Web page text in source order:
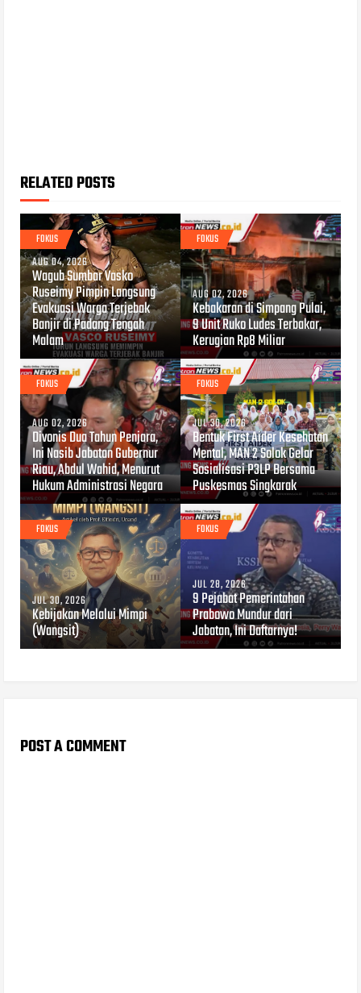
RELATED POSTS
FOKUS
AUG 04, 2026
Wagub Sumbar Vasko
Ruseimy Pimpin Langsung
Evakuasi Warga Terjebak
Banjir di Padang Tengah
Malam
FOKUS
AUG 02, 2026
Kebakaran di Simpang Pulai,
9 Unit Ruko Ludes Terbakar,
Kerugian Rp8 Miliar
FOKUS
AUG 02, 2026
Divonis Dua Tahun Penjara,
Ini Nasib Jabatan Gubernur
Riau, Abdul Wahid, Menurut
Hukum Administrasi Negara
FOKUS
JUL 30, 2026
Bentuk First Aider Kesehatan
Mental, MAN 2 Solok Gelar
Sosialisasi P3LP Bersama
Puskesmas Singkarak
FOKUS
JUL 30, 2026
Kebijakan Melalui Mimpi
(Wangsit)
FOKUS
JUL 28, 2026
9 Pejabat Pemerintahan
Prabowo Mundur dari
Jabatan, Ini Daftarnya!
POST A COMMENT